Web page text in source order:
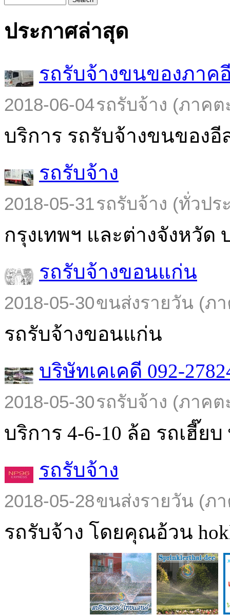
ประกาศล่าสุด
รถรับจ้างขนของภาค
2018-06-04รถรับจ้าง (ภาคต
บริการ รถรับจ้างขนของ
รถรับจ้าง
2018-05-31รถรับจ้าง (ทั่วปร
กรุงเทพฯ และต่างจังหวัด
รถรับจ้างขอนแก่น
2018-05-30ขนส่งรายวัน (ภ
รถรับจ้างขอนแก่น
บริษัทเคเคดี 092-
2018-05-30รถรับจ้าง (ภาคต
บริการ 4-6-10 ล้อ รถเฮี๊ยบ
รถรับจ้าง
2018-05-28ขนส่งรายวัน (ภ
รถรับจ้าง โดยคุณอ้วน